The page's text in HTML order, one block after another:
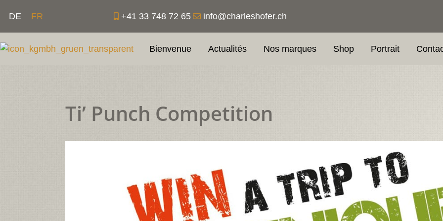
contenu
DE FR +41 33 748 72 65 info@charleshofer.ch
Bienvenue Actualités Nos marques Shop Portrait
Ti’ Punch Competition